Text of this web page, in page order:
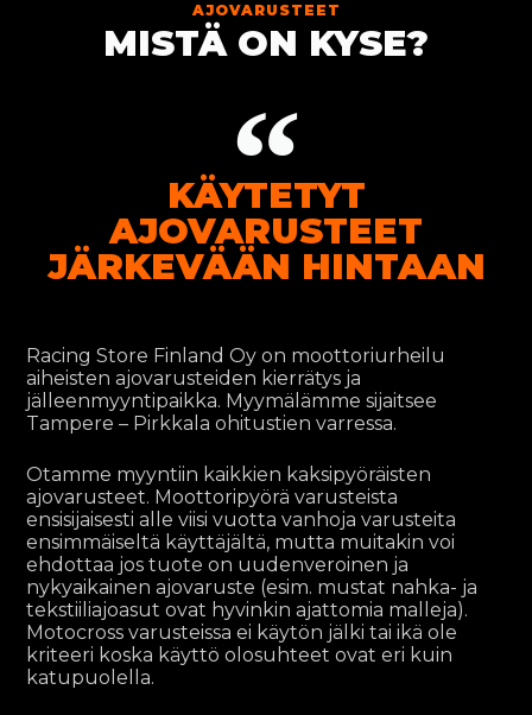
AJOVARUSTEET
MISTÄ ON KYSE?
KÄYTETYT
AJOVARUSTEET
JÄRKEVÄÄN HINTAAN
Racing Store Finland Oy on moottoriurheilu
aiheisten ajovarusteiden kierrätys ja
jälleenmyyntipaikka. Myymälämme sijaitsee
Tampere – Pirkkala ohitustien varressa.
Otamme myyntiin kaikkien kaksipyöräisten
ajovarusteet. Moottoripyörä varusteista
ensisijaisesti alle viisi vuotta vanhoja varusteita
ensimmäiseltä käyttäjältä, mutta muitakin voi
ehdottaa jos tuote on uudenveroinen ja
nykyaikainen ajovaruste (esim. mustat nahka- ja
tekstiiliajoasut ovat hyvinkin ajattomia malleja).
Motocross varusteissa ei käytön jälki tai ikä ole
kriteeri koska käyttö olosuhteet ovat eri kuin
katupuolella.